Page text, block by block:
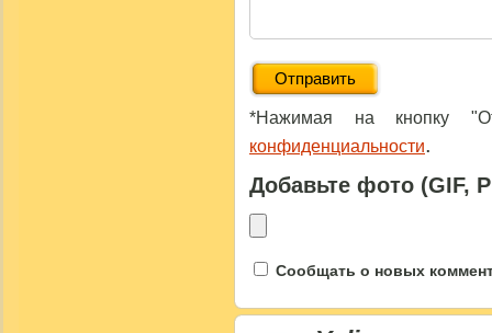
*Нажимая на кнопку
конфиденциальности.
Добавьте фото (GIF,
Сообщать о новых